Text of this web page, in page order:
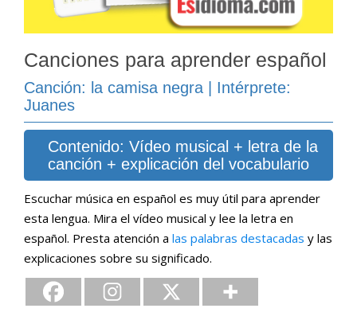
Canciones para aprender español
Canción: la camisa negra | Intérprete:
Juanes
Contenido: Vídeo musical + letra de la
canción + explicación del vocabulario
Escuchar música en español es muy útil para aprender
esta lengua. Mira el vídeo musical y lee la letra en
español. Presta atención a las palabras destacadas y las
explicaciones sobre su significado.